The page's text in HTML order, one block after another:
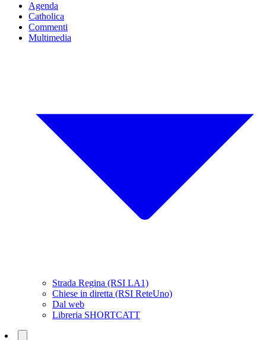
Agenda
Catholica
Commenti
Multimedia
Strada Regina (RSI LA1)
Chiese in diretta (RSI ReteUno)
Dal web
Libreria SHORTCATT